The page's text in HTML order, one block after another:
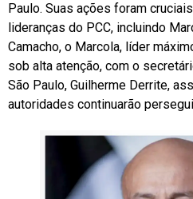
Paulo. Suas ações foram
lideranças do PCC, incluindo
Camacho, o Marcola, líder
sob alta atenção, com o
São Paulo, Guilherme Derrite,
autoridades continuarão